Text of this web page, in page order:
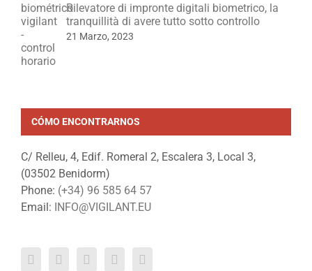
Rilevatore di impronte digitali biometrico, la
tranquillità di avere tutto sotto controllo
21 Marzo, 2023
CÓMO ENCONTRARNOS
C/ Relleu, 4, Edif. Romeral 2, Escalera 3, Local 3,
(03502 Benidorm)
Phone: (+34) 96 585 64 57
Email: INFO@VIGILANT.EU